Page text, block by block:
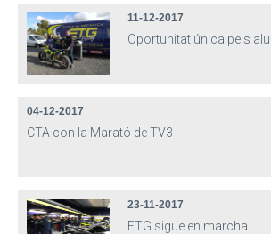
11-12-2017
Oportunitat única pels
04-12-2017
CTA con la Marató de TV3
23-11-2017
ETG sigue en marcha